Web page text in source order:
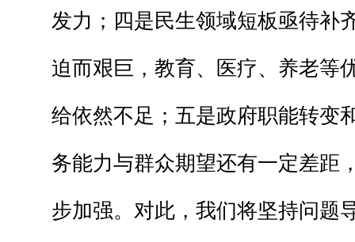
发力；四是民生领域短板亟待补
迫而艰巨，教育、医疗、养老等
给依然不足；五是政府职能转变
务能力与群众期望还有一定差距
步加强。对此，我们将坚持问题